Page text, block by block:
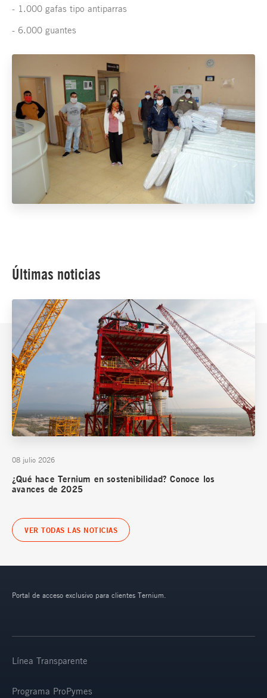
- 1.000 gafas tipo antiparras
- 6.000 guantes
Últimas noticias
08 julio 2026
¿Qué hace Ternium en sostenibilidad? Conoce los
avances de 2025
VER TODAS LAS NOTICIAS
Portal de acceso exclusivo para clientes Ternium.
Línea Transparente
Programa ProPymes